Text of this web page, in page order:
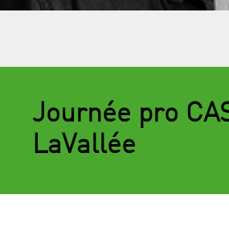
Journée pro
LaVallée